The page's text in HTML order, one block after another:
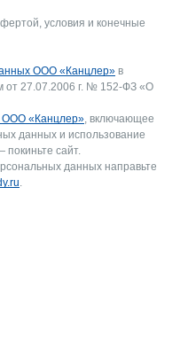
условия и конечные
ООО «Канцлер» в
от 27.07.2006 г. № 152-ФЗ «О
ООО «Канцлер», включающее
данных и использование
сайт.
данных направьте
.